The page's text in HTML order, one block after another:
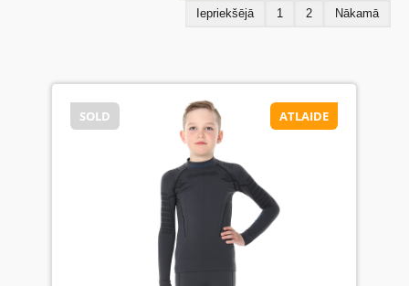
Iepriekšējā
1 2 Nākamā
SOLD ATLAIDE